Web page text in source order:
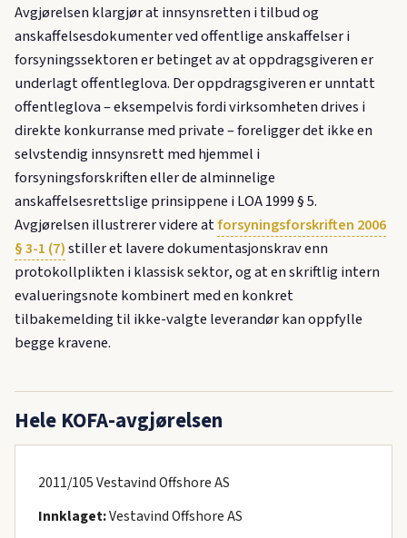
Avgjørelsen klargjør at innsynsretten i tilbud og
anskaffelsesdokumenter ved offentlige anskaffelser i
forsyningssektoren er betinget av at oppdragsgiveren er
underlagt offentleglova. Der oppdragsgiveren er unntatt
offentleglova – eksempelvis fordi virksomheten drives i
direkte konkurranse med private – foreligger det ikke en
selvstendig innsynsrett med hjemmel i
forsyningsforskriften eller de alminnelige
anskaffelsesrettslige prinsippene i LOA 1999 § 5.
Avgjørelsen illustrerer videre atforsyningsforskriften 2006
§ 3-1 (7)stiller et lavere dokumentasjonskrav enn
protokollplikten i klassisk sektor, og at en skriftlig intern
evalueringsnote kombinert med en konkret
tilbakemelding til ikke-valgte leverandør kan oppfylle
begge kravene.
Hele KOFA-avgjørelsen
2011/105 Vestavind Offshore AS
Innklaget:Vestavind Offshore AS